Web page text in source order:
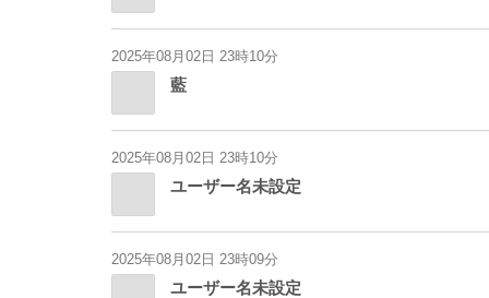
2025年08月02日 23時10分
藍
2025年08月02日 23時10分
ユーザー名未設定
2025年08月02日 23時09分
ユーザー名未設定